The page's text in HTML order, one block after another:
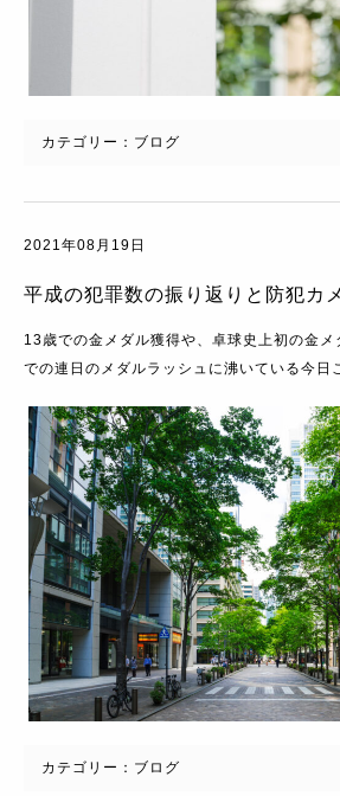
カテゴリー： ブログ
2021年08月19日
平成の犯罪数の振り返りと防犯カ
13歳での金メダル獲得や、卓球史上初の金
での連日のメダルラッシュに沸いている今
カテゴリー： ブログ